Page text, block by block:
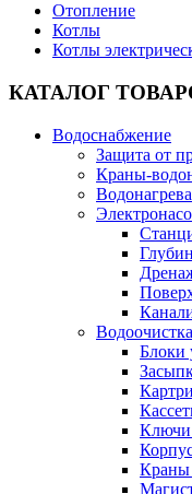
Строительные
Все для бани
Полезные статьи
Отопление
Котлы
Котлы
КАТАЛОГ
Водоснабжение
Защита от
Краны-
Водоочистка
Блоки
Ключи
Краны